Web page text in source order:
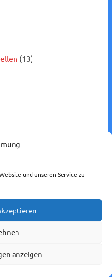
und unseren Service zu
anzeigen
(13)